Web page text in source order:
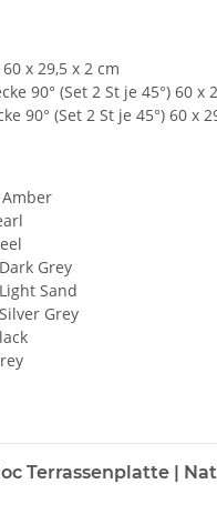
x 29,5 x 2 cm
90° (Set 2 St je 45°) 60 x
90° (Set 2 St je 45°) 60 x
Grey
Sand
Grey
Terrassenplatte |